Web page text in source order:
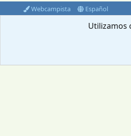
Webcampista Español
Community platform by XenForo ©
Utilizamos